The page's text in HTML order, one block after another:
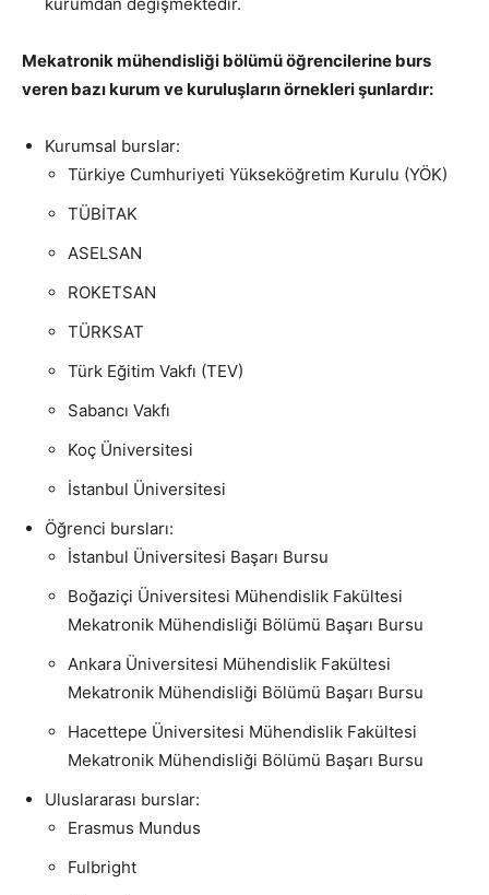
Mekatronik mühendisliği bölümü öğrencilerine burs
veren bazı kurum ve kuruluşların örnekleri şunlardır:
Kurumsal burslar:
Türkiye Cumhuriyeti Yükseköğretim Kurulu (YÖK)
TÜBİTAK
ASELSAN
ROKETSAN
TÜRKSAT
Türk Eğitim Vakfı (TEV)
Sabancı Vakfı
Koç Üniversitesi
İstanbul Üniversitesi
Öğrenci bursları:
İstanbul Üniversitesi Başarı Bursu
Boğaziçi Üniversitesi Mühendislik Fakültesi
Mekatronik Mühendisliği Bölümü Başarı Bursu
Ankara Üniversitesi Mühendislik Fakültesi
Mekatronik Mühendisliği Bölümü Başarı Bursu
Hacettepe Üniversitesi Mühendislik Fakültesi
Mekatronik Mühendisliği Bölümü Başarı Bursu
Uluslararası burslar:
Erasmus Mundus
Fulbright